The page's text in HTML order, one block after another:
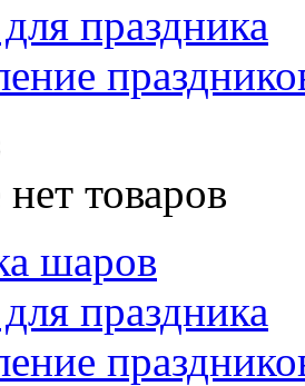
праздника
товаров
шаров
праздника